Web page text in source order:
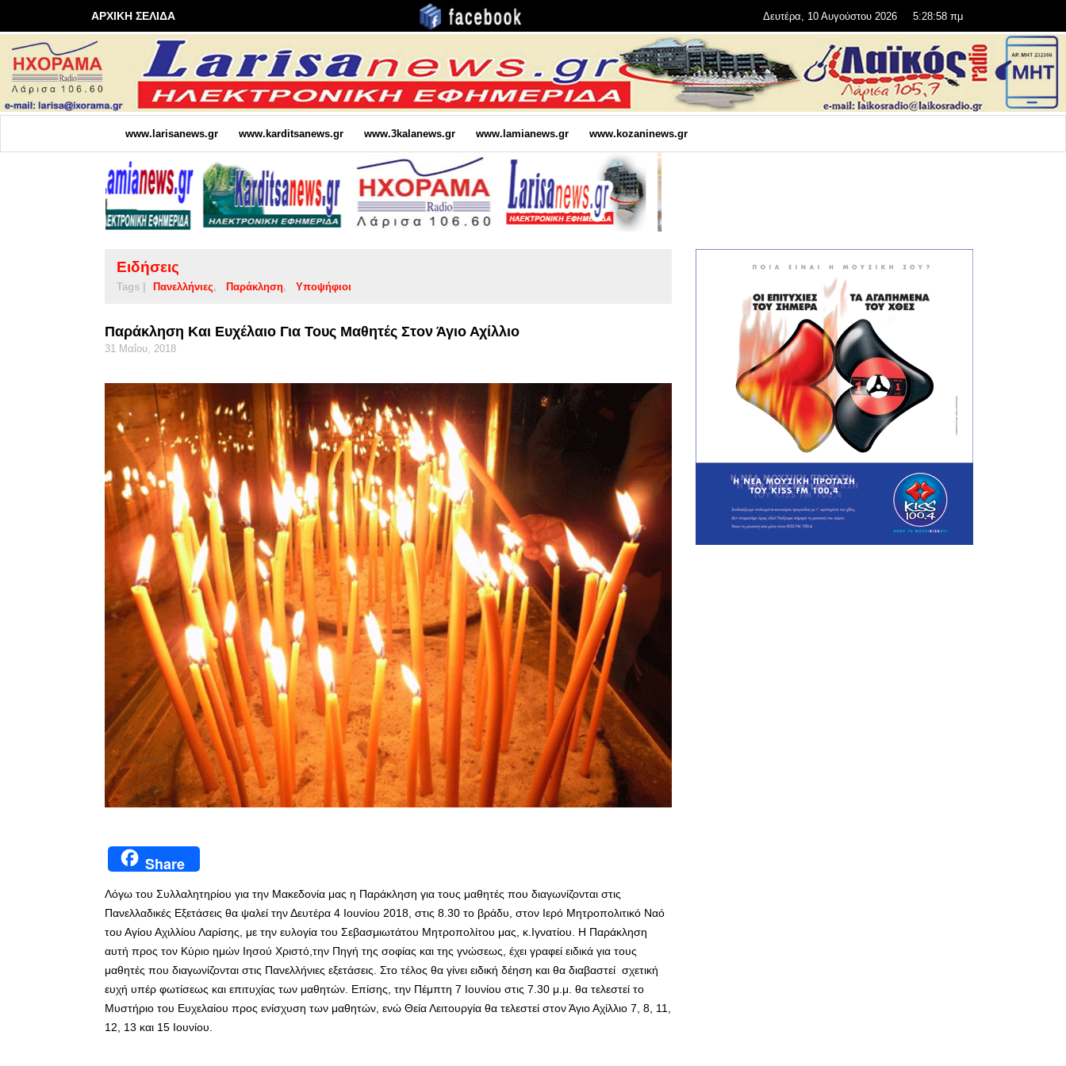
ΑΡΧΙΚΗ ΣΕΛΙΔΑ Δευτέρα, 10 Αυγούστου 2026 5:28:58 πμ
www.larisanews.gr www.karditsanews.gr www.3kalanews.gr www.lamianews.gr www.kozaninews.gr
Ειδήσεις
Tags | Πανελλήνιες Παράκληση Υποψήφιοι
Παράκληση Και Ευχέλαιο Για Τους Μαθητές Στον Άγιο Αχίλλιο
31 Μαΐου, 2018
Share
Λόγω του Συλλαλητηρίου για την Μακεδονία μας η Παράκληση για τους μαθητές που διαγωνίζονται στις
Πανελλαδικές Εξετάσεις θα ψαλεί την Δευτέρα 4 Ιουνίου 2018, στις 8.30 το βράδυ, στον Ιερό Μητροπολιτικό Ναό
του Αγίου Αχιλλίου Λαρίσης, με την ευλογία του Σεβασμιωτάτου Μητροπολίτου μας, κ.Ιγνατίου. Η Παράκληση
αυτή προς τον Κύριο ημών Ιησού Χριστό,την Πηγή της σοφίας και της γνώσεως, έχει γραφεί ειδικά για τους
μαθητές που διαγωνίζονται στις Πανελλήνιες εξετάσεις. Στο τέλος θα γίνει ειδική δέηση και θα διαβαστεί σχετική
ευχή υπέρ φωτίσεως και επιτυχίας των μαθητών. Επίσης, την Πέμπτη 7 Ιουνίου στις 7.30 μ.μ. θα τελεστεί το
Μυστήριο του Ευχελαίου προς ενίσχυση των μαθητών, ενώ Θεία Λειτουργία θα τελεστεί στον Άγιο Αχίλλιο 7, 8, 11,
12, 13 και 15 Ιουνίου.